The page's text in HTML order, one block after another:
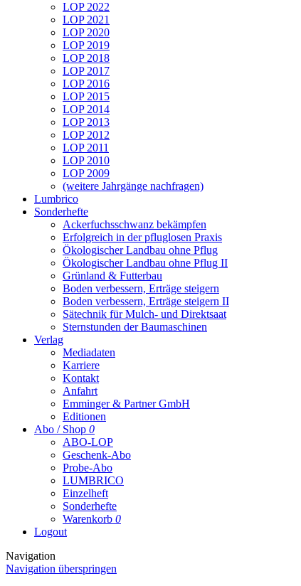
LOP 2022
LOP 2021
LOP 2020
LOP 2019
LOP 2018
LOP 2017
LOP 2016
LOP 2015
LOP 2014
LOP 2013
LOP 2012
LOP 2011
LOP 2010
LOP 2009
(weitere Jahrgänge nachfragen)
Lumbrico
Sonderhefte
Ackerfuchsschwanz bekämpfen
Erfolgreich in der pfluglosen Praxis
Ökologischer Landbau ohne Pflug
Ökologischer Landbau ohne Pflug II
Grünland & Futterbau
Boden verbessern, Erträge steigern
Boden verbessern, Erträge steigern II
Sätechnik für Mulch- und Direktsaat
Sternstunden der Baumaschinen
Verlag
Mediadaten
Karriere
Kontakt
Anfahrt
Emminger & Partner GmbH
Editionen
Abo / Shop 0
ABO-LOP
Geschenk-Abo
Probe-Abo
LUMBRICO
Einzelheft
Sonderhefte
Warenkorb 0
Logout
Navigation
Navigation überspringen